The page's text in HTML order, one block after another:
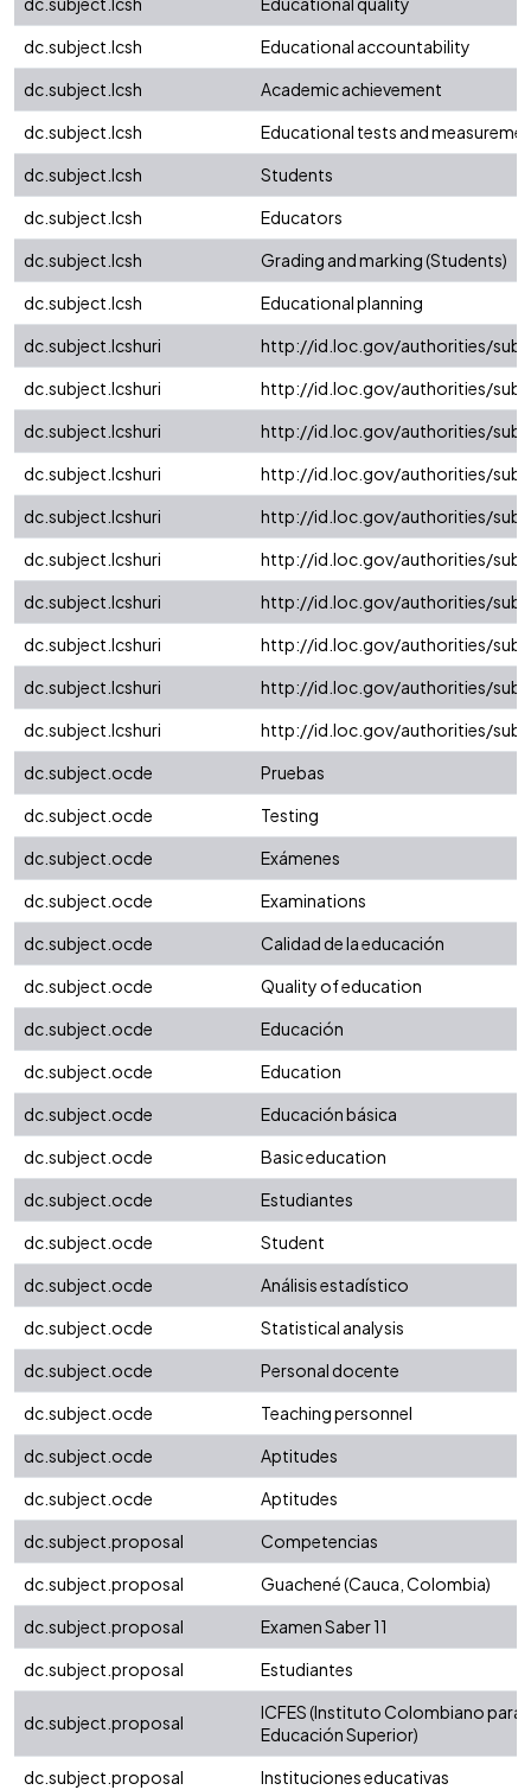
dc.subject.lcsh
Educational accountability
dc.subject.lcsh
Academic achievement
dc.subject.lcsh
Educational tests and
dc.subject.lcsh
Students
dc.subject.lcsh
Educators
dc.subject.lcsh
Grading and marking (Students)
dc.subject.lcsh
Educational planning
dc.subject.lcshuri
http://id.loc.gov/authorities/
dc.subject.lcshuri
http://id.loc.gov/authorities/
dc.subject.lcshuri
http://id.loc.gov/authorities/
dc.subject.lcshuri
http://id.loc.gov/authorities/
dc.subject.lcshuri
http://id.loc.gov/authorities/
dc.subject.lcshuri
http://id.loc.gov/authorities/
dc.subject.lcshuri
http://id.loc.gov/authorities/
dc.subject.lcshuri
http://id.loc.gov/authorities/
dc.subject.lcshuri
http://id.loc.gov/authorities/
dc.subject.lcshuri
http://id.loc.gov/authorities/
dc.subject.ocde
Pruebas
dc.subject.ocde
Testing
dc.subject.ocde
Exámenes
dc.subject.ocde
Examinations
dc.subject.ocde
Calidad de la educación
dc.subject.ocde
Quality of education
dc.subject.ocde
Educación
dc.subject.ocde
Education
dc.subject.ocde
Educación básica
dc.subject.ocde
Basic education
dc.subject.ocde
Estudiantes
dc.subject.ocde
Student
dc.subject.ocde
Análisis estadístico
dc.subject.ocde
Statistical analysis
dc.subject.ocde
Personal docente
dc.subject.ocde
Teaching personnel
dc.subject.ocde
Aptitudes
dc.subject.ocde
Aptitudes
dc.subject.proposal
Competencias
dc.subject.proposal
Guachené (Cauca, Colombia)
dc.subject.proposal
Examen Saber 11
dc.subject.proposal
Estudiantes
dc.subject.proposal
ICFES (Instituto Colombiano para
Educación Superior)
dc.subject.proposal
Instituciones educativas